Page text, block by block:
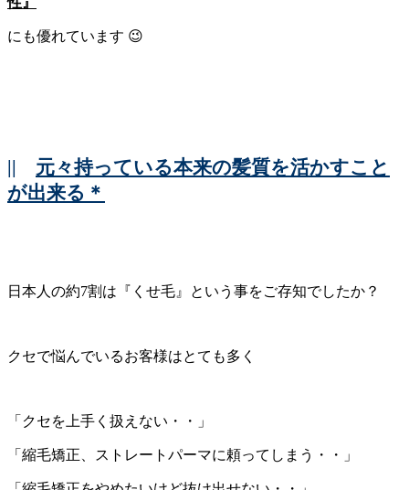
にも優れています 😉
|| 元々持っている本来の髪質を活かすこと
が出来る＊
日本人の約7割は『くせ毛』という事をご存知でしたか？
クセで悩んでいるお客様はとても多く
「クセを上手く扱えない・・」
「縮毛矯正、ストレートパーマに頼ってしまう・・」